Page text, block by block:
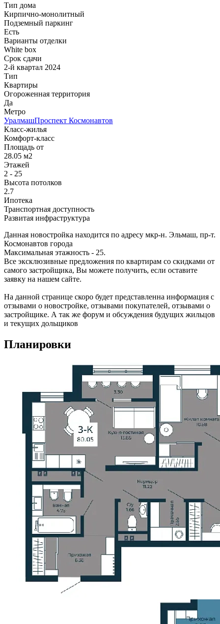
Тип дома
Кирпично-монолитный
Подземный паркинг
Есть
Варианты отделки
White box
Срок сдачи
2-й квартал 2024
Тип
Квартиры
Огороженная территория
Да
Метро
УралмашПроспект Космонавтов
Класс-жилья
Комфорт-класс
Площадь от
28.05 м2
Этажей
2 - 25
Высота потолков
2.7
Ипотека
Транспортная доступность
Развитая инфраструктура
Данная новостройка находится по адресу мкр-н. Эльмаш, пр-т.
Космонавтов города
Максимальная этажность - 25.
Все эксклюзивные предложения по квартирам со скидками от
самого застройщика, Вы можете получить, если оставите
заявку на нашем сайте.
На данной странице скоро будет представленна информация с
отзывами о новостройке, отзывами покупателей, отзывами о
застройщике. А так же форум и обсуждения будущих жильцов
и текущих дольщиков
Планировки